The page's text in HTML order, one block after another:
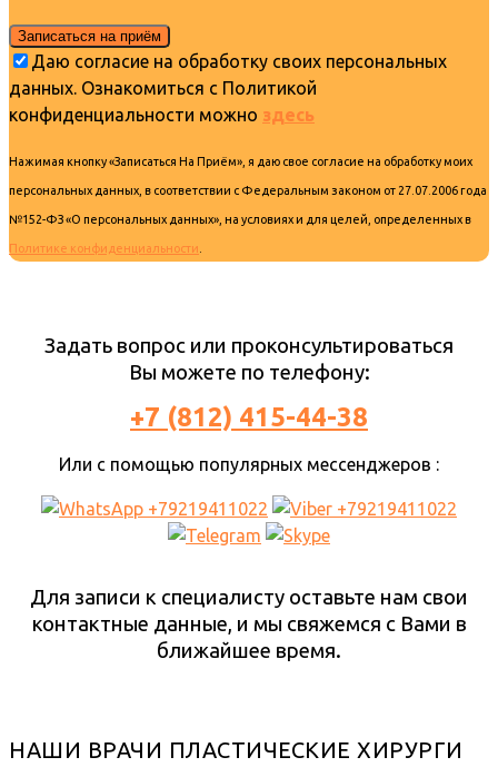
Даю согласие на обработку своих персональных
данных. Ознакомиться с Политикой
конфиденциальности можно здесь
Нажимая кнопку «Записаться На Приём», я даю свое согласие на обработку моих
персональных данных, в соответствии с Федеральным законом от 27.07.2006 года
№152-ФЗ «О персональных данных», на условиях и для целей, определенных в
Политике конфиденциальности.
Задать вопрос или проконсультироваться
Вы можете по телефону:
+7 (812) 415-44-38
Или с помощью популярных мессенджеров :
Для записи к специалисту оставьте нам свои
контактные данные, и мы свяжемся с Вами в
ближайшее время.
НАШИ ВРАЧИ ПЛАСТИЧЕСКИЕ ХИРУРГИ